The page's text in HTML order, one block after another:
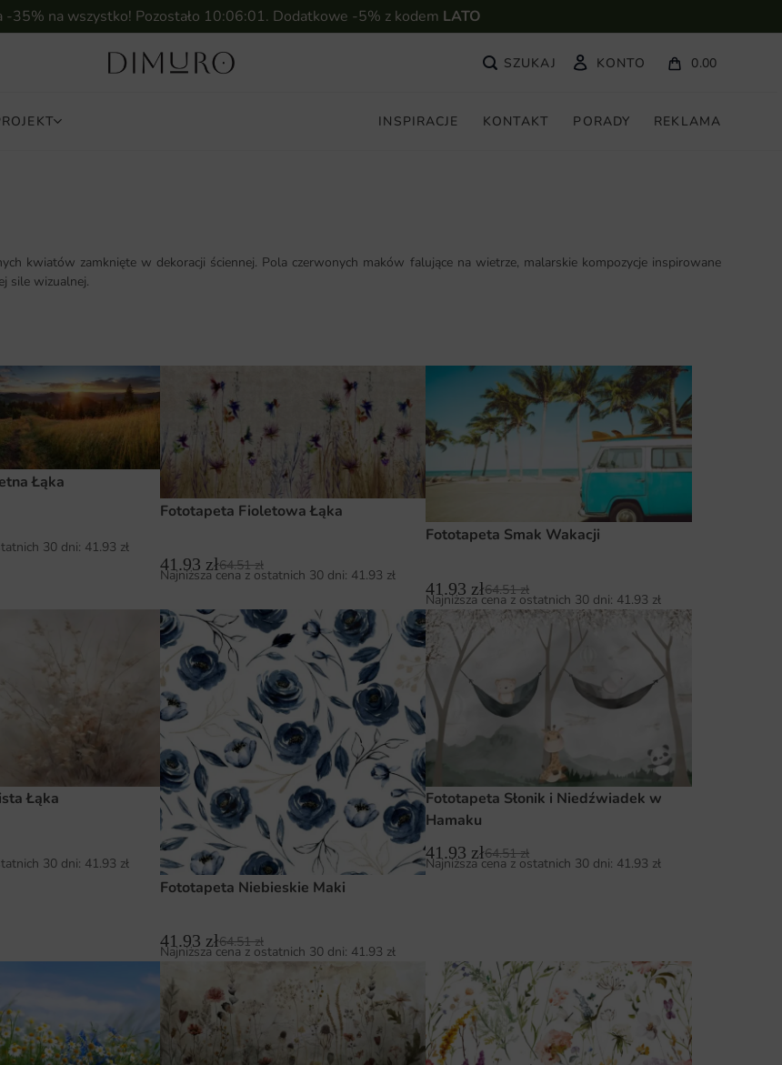
-35% na wszystko! Pozostało 10:05:59. Dodatkowe -5% z kodem LATO
KONTO 0.00
INSPIRACJE KONTAKT PORADY REKLAMA
kwiatów zamknięte w dekoracji ściennej. Pola czerwonych maków falujące na wietrze, malarskie kompozycje inspirowane
sile wizualnej.
Łąka
30 dni: 41.93 zł
Fototapeta Fioletowa Łąka
41.93 zł64.51zł
Najniższa cena z ostatnich 30 dni: 41.93 zł
Fototapeta Smak Wakacji
41.93 zł64.51zł
Najniższa cena z ostatnich 30 dni: 41.93 zł
Łąka
30 dni: 41.93 zł
Fototapeta Niebieskie Maki
41.93 zł64.51zł
Najniższa cena z ostatnich 30 dni: 41.93 zł
Fototapeta Słonik i Niedźwiadek w
Hamaku
41.93 zł64.51zł
Najniższa cena z ostatnich 30 dni: 41.93 zł